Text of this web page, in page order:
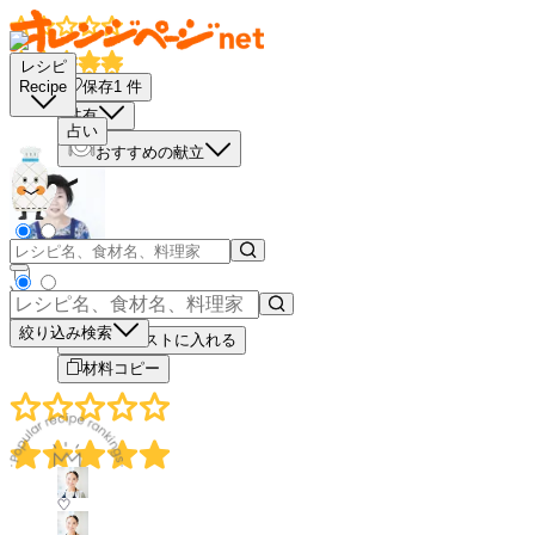
レシピ
Recipe
占い
絞り込み検索
保存1 件
共有
おすすめの献立
－
＋
買い物リストに入れる
材料コピー